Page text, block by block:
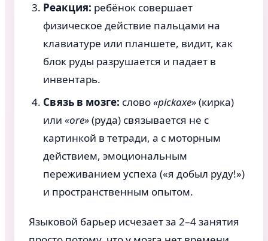
Реакция: ребёнок совершает
физическое действие пальцами на
клавиатуре или планшете, видит, как
блок руды разрушается и падает в
инвентарь.
Связь в мозге: слово«pickaxe»(кирка)
или «ore»(руда) связывается не с
картинкой в тетради, а с моторным
действием, эмоциональным
переживанием успеха («я добыл руду!»)
и пространственным опытом.
Языковой барьер исчезает за 2–4 занятия